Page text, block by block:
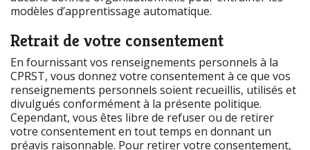
modèles d’apprentissage automatique.
Retrait de votre consentement
En fournissant vos renseignements personnels à la
CPRST, vous donnez votre consentement à ce que vos
renseignements personnels soient recueillis, utilisés et
divulgués conformément à la présente politique.
Cependant, vous êtes libre de refuser ou de retirer
votre consentement en tout temps en donnant un
préavis raisonnable. Pour retirer votre consentement,